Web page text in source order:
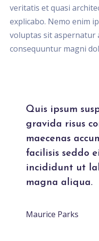
veritatis et quasi
explicabo. Nemo enim
voluptas sit aspernatur
consequuntur magni
Quis ipsum
gravida risus
maecenas
facilisis seddo
incididunt ut
magna aliqua.
Maurice Parks
Sign Up And
Email Address